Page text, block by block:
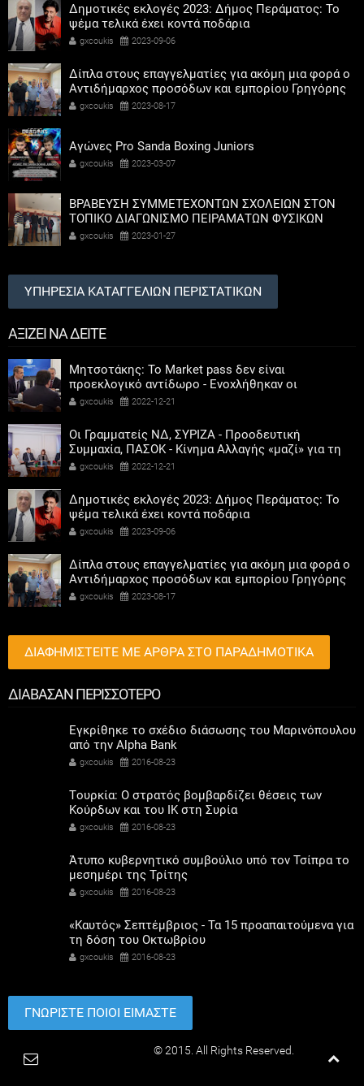
Δημοτικές εκλογές 2023: Δήμος Περάματος: Το
ψέμα τελικά έχει κοντά ποδάρια
gxcoukis 2023-09-06
Δίπλα στους επαγγελματίες για ακόμη μια φορά ο
Αντιδήμαρχος προσόδων και εμπορίου Γρηγόρης
Καψοκόλης
gxcoukis 2023-08-17
Αγώνες Pro Sanda Boxing Juniors
gxcoukis 2023-03-07
ΒΡΑΒΕΥΣΗ ΣΥΜΜΕΤΕΧΟΝΤΩΝ ΣΧΟΛΕΙΩΝ ΣΤΟΝ
ΤΟΠΙΚΟ ΔΙΑΓΩΝΙΣΜΟ ΠΕΙΡΑΜΑΤΩΝ ΦΥΣΙΚΩΝ
ΕΠΙΣΤΗΜΩΝ
gxcoukis 2023-01-27
ΥΠΗΡΕΣΙΑ ΚΑΤΑΓΓΕΛΙΩΝ ΠΕΡΙΣΤΑΤΙΚΩΝ
ΑΞΙΖΕΙ ΝΑ ΔΕΙΤΕ
Μητσοτάκης: Το Market pass δεν είναι
προεκλογικό αντίδωρο - Ενοχλήθηκαν οι
αριστεροί του χαβιαριού
gxcoukis 2022-12-21
Οι Γραμματείς ΝΔ, ΣΥΡΙΖΑ - Προοδευτική
Συμμαχία, ΠΑΣΟΚ - Κίνημα Αλλαγής «μαζί» για τη
συμμετοχή των γυναικών στην πολιτική
gxcoukis 2022-12-21
Δημοτικές εκλογές 2023: Δήμος Περάματος: Το
ψέμα τελικά έχει κοντά ποδάρια
gxcoukis 2023-09-06
Δίπλα στους επαγγελματίες για ακόμη μια φορά ο
Αντιδήμαρχος προσόδων και εμπορίου Γρηγόρης
Καψοκόλης
gxcoukis 2023-08-17
ΔΙΑΦΗΜΙΣΤΕΙΤΕ ΜΕ ΑΡΘΡΑ ΣΤΟ ΠΑΡΑΔΗΜΟΤΙΚΑ
ΔΙΑΒΑΣΑΝ ΠΕΡΙΣΣΟΤΕΡΟ
Εγκρίθηκε το σχέδιο διάσωσης του Μαρινόπουλου
από την Alpha Bank
gxcoukis 2016-08-23
Tουρκία: Ο στρατός βομβαρδίζει θέσεις των
Κούρδων και του ΙΚ στη Συρία
gxcoukis 2016-08-23
Άτυπο κυβερνητικό συμβούλιο υπό τον Τσίπρα το
μεσημέρι της Τρίτης
gxcoukis 2016-08-23
«Καυτός» Σεπτέμβριος - Τα 15 προαπαιτούμενα για
τη δόση του Οκτωβρίου
gxcoukis 2016-08-23
ΓΝΩΡΙΣΤΕ ΠΟΙΟΙ ΕΙΜΑΣΤΕ
© 2015. All Rights Reserved.